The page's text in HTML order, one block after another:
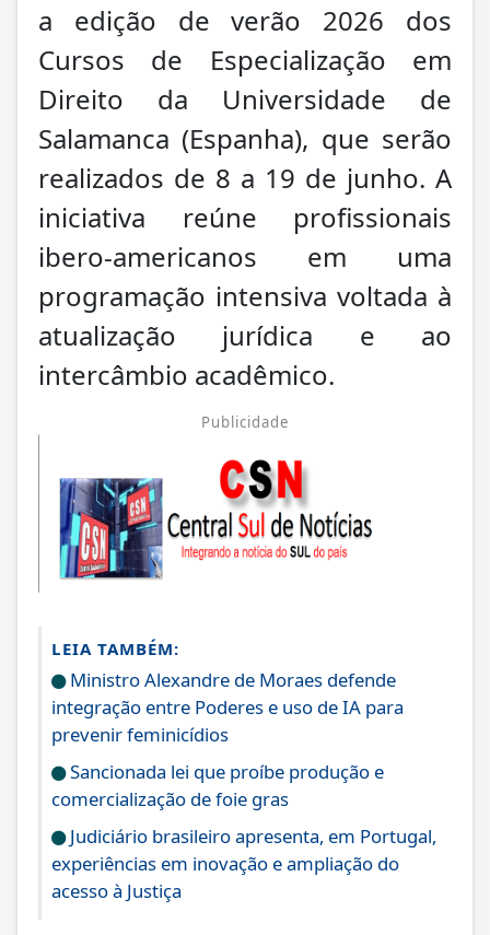
a edição de verão 2026 dos
Cursos de Especialização em
Direito da Universidade de
Salamanca (Espanha), que serão
realizados de 8 a 19 de junho. A
iniciativa reúne profissionais
ibero-americanos em uma
programação intensiva voltada à
atualização jurídica e ao
intercâmbio acadêmico.
Publicidade
LEIA TAMBÉM:
Ministro Alexandre de Moraes defende
integração entre Poderes e uso de IA para
prevenir feminicídios
Sancionada lei que proíbe produção e
comercialização de foie gras
Judiciário brasileiro apresenta, em Portugal,
experiências em inovação e ampliação do
acesso à Justiça